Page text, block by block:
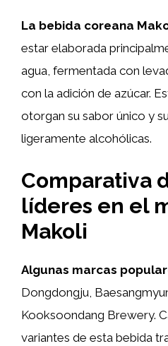
La bebida coreana
estar elaborada
agua, fermentada con
con la adición de azúcar.
otorgan su sabor único y
ligeramente alcohólicas.
Comparativa
líderes en el
Makoli
Algunas marcas
Dongdongju,
Kooksoondang Brewery.
variantes de esta bebida